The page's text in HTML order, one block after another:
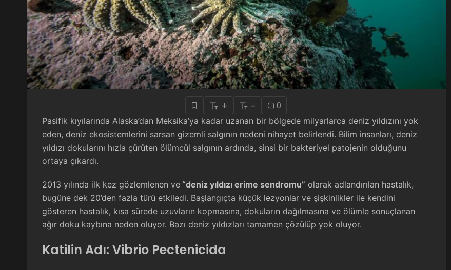
+ -
0
Pasifik kıyılarında Alaska’dan Meksika’ya kadar uzanan bir bölgede milyarlarca deniz yıldızını yok
eden, deniz ekosistemlerini sarsan gizemli salgının nedeni nihayet belirlendi. Bilim insanları, deniz
yıldızı dokularını hızla çürüten ölümcül salgının ardında, sinsi bir bakteriyel patojenin olduğunu
ortaya çıkardı.
2013 yılında ilk kez gözlemlenen ve “deniz yıldızı erime sendromu” olarak adlandırılan hastalık,
bugüne dek 20’den fazla türü etkiledi. Başlangıçta küçük lezyonlar ve şişkinlikler ile kendini
gösteren hastalık, kısa sürede uzuvların kopmasına, dokuların dağılmasına ve ölümle sonuçlanan
ağır doku kaybına neden oluyor. Bazı deniz yıldızları tamamen çözülüp yok oluyor.
Katilin Adı: Vibrio Pectenicida